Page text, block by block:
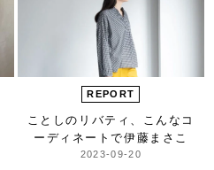
REPORT
ことしのリバティ、
こんなコ
ーディネートで伊藤まさこ
2023-09-20